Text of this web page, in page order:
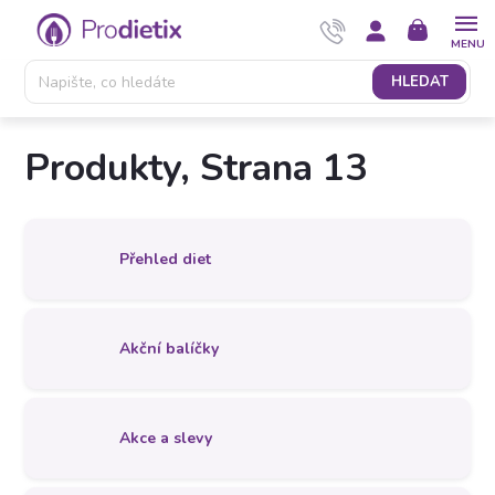
Přejít
obsah
HLEDAT
NÁKUPNÍ
KOŠÍK
Produkty, Strana 13
Přehled diet
Akční balíčky
Akce a slevy